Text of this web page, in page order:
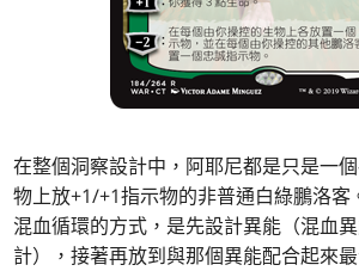
在整個洞察設計中，阿耶尼都是只是一
物上放+1/+1指示物的非普通白綠鵬洛客
混血循環的方式，是先設計異能（混血
計），接著再放到與那個異能配合起來